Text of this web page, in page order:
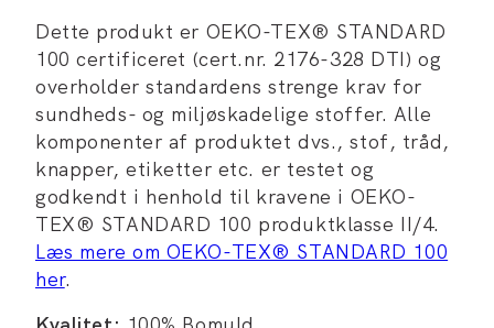
Dette produkt er OEKO-TEX® STANDARD
100 certificeret (cert.nr. 2176-328 DTI) og
overholder standardens strenge krav for
sundheds- og miljøskadelige stoffer. Alle
komponenter af produktet dvs., stof, tråd,
knapper, etiketter etc. er testet og
godkendt i henhold til kravene i OEKO-
TEX® STANDARD 100 produktklasse II/4.
Læs mere om OEKO-TEX® STANDARD 100
her.